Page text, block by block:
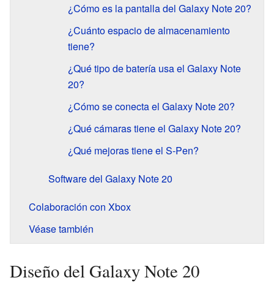
¿Cómo es la pantalla del Galaxy Note 20?
¿Cuánto espacio de almacenamiento
tiene?
¿Qué tipo de batería usa el Galaxy Note
20?
¿Cómo se conecta el Galaxy Note 20?
¿Qué cámaras tiene el Galaxy Note 20?
¿Qué mejoras tiene el S-Pen?
Software del Galaxy Note 20
Colaboración con Xbox
Véase también
Diseño del Galaxy Note 20